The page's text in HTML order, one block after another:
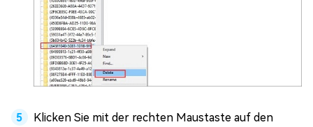
Klicken Sie mit der rechten Maustaste auf den